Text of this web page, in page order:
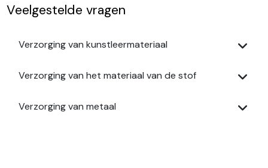
Veelgestelde vragen
Verzorging van kunstleermateriaal
Verzorging van het materiaal van de stof
Verzorging van metaal